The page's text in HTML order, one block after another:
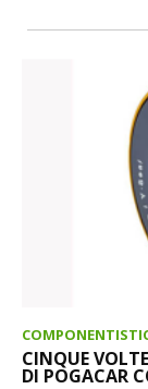
CINQUE
DI POGACAR